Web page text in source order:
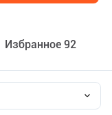
Избранное 92